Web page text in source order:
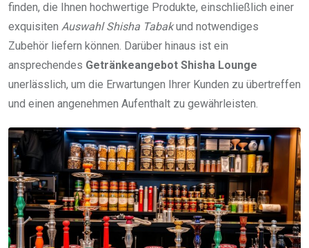
finden, die Ihnen hochwertige Produkte, einschließlich einer
exquisiten Auswahl Shisha Tabakund notwendiges
Zubehör liefern können. Darüber hinaus ist ein
ansprechendes Getränkeangebot Shisha Lounge
unerlässlich, um die Erwartungen Ihrer Kunden zu übertreffen
und einen angenehmen Aufenthalt zu gewährleisten.